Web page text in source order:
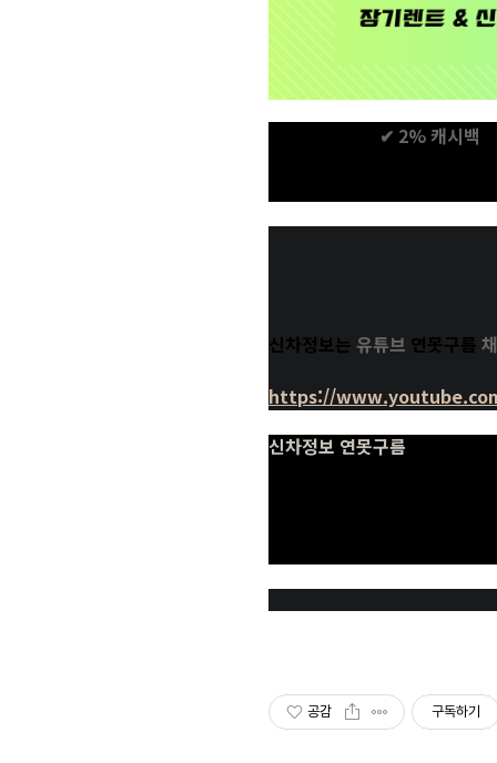
✔ 2% 캐시백
신차정보는 유튜브 연못구름
https://
신차정보 연못구름
공감 구독하기